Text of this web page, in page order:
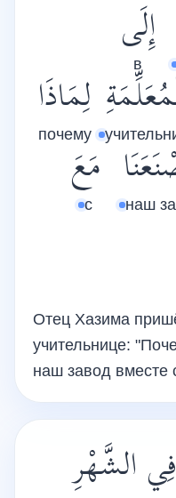
إِلَى
в
لِمَاذَا
почему
наш
مَعَ
с
Отец Хазима
учительнице:
наш завод вместе
الشَّهْرِ